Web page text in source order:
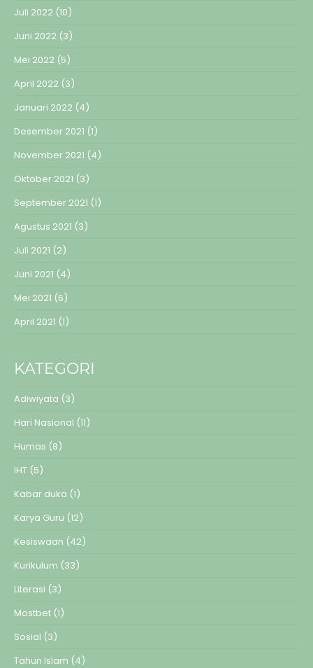
Juli 2022 (10)
Juni 2022 (3)
Mei 2022 (5)
April 2022 (3)
Januari 2022 (4)
Desember 2021 (1)
November 2021 (4)
Oktober 2021 (3)
September 2021 (1)
Agustus 2021 (3)
Juli 2021 (2)
Juni 2021 (4)
Mei 2021 (6)
April 2021 (1)
KATEGORI
Adiwiyata (3)
Hari Nasional (11)
Humas (8)
IHT (5)
Kabar duka (1)
Karya Guru (12)
Kesiswaan (42)
Kurikulum (33)
Literasi (3)
Mostbet (1)
Sosial (3)
Tahun Islam (4)